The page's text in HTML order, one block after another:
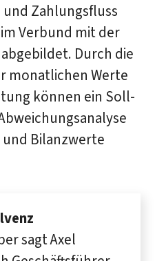
und Zahlungsfluss
Verbund mit der
Durch die
monatlichen Werte
können ein Soll-
Bilanzwerte
sagt Axel